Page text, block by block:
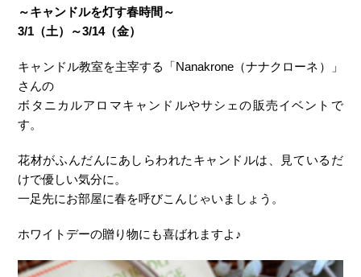
～キャンドルを灯す春時間～
3/1（土）～3/14（金）
キャンドル教室を主宰する「Nanakrone（ナナクローネ）」
さんの
ボタニカルアロマキャンドルやサシェの販売イベントで
す。
花材がふんだんにあしらわれたキャンドルは、見ているだ
けで優しい気分に。
一足先にお部屋に春を呼びこんじゃいましょう。
ホワイトデーの贈り物にも喜ばれますよ♪